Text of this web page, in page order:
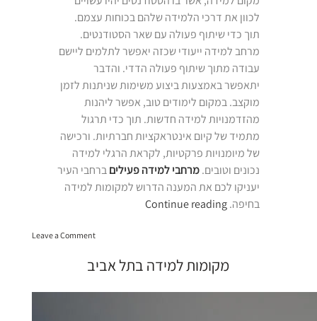
לכוון את דרכי הלמידה שלהם בכוחות עצמם.
תוך כדי שיתוף פעולה עם שאר הסטודנטים.
מרחב למידה ייעודי שכזה יאפשר לתלמים ליישם
עבודה מתוך שיתוף פעולה הדדי. והדבר
יתאפשר באמצעות ביצוע משימות שניתנות לזמן
מוקצב. במקום לימודים טוב, אפשר ליהנות
מהזדמנויות למידה חדשות. תוך כדי תרגול
מתמיד של קיום אינטראקציות חברתיות. ורכישה
של מיומנויות פרקטיות, לקראת הרגלי למידה
נכונים וטובים. מרחבי למידה פעילים ברחבי העיר
יעניקו לכם את המענה הדרוש למקומות למידה
בחיפה. Continue reading“מקומות
Leave a Commenton
בחיפה
מקומות למידה בתל אביב